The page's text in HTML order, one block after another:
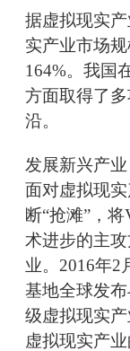
据虚拟现实
实产业市场
164%。我国
方面取得了
沿。
发展新兴产
面对虚拟现
断“抢滩”，
术进步的主
业。2016年2
基地全球发
级虚拟现实
虚拟现实产业